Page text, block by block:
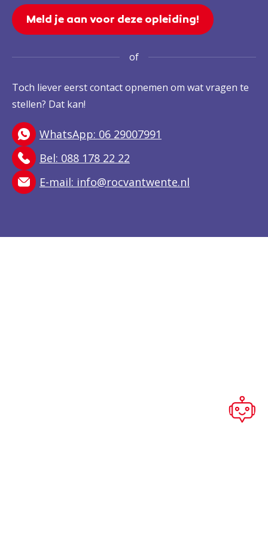
Meld je aan voor deze opleiding!
of
Toch liever eerst contact opnemen om wat vragen te
stellen? Dat kan!
WhatsApp: 06 29007991
Bel: 088 178 22 22
E-mail: info@rocvantwente.nl